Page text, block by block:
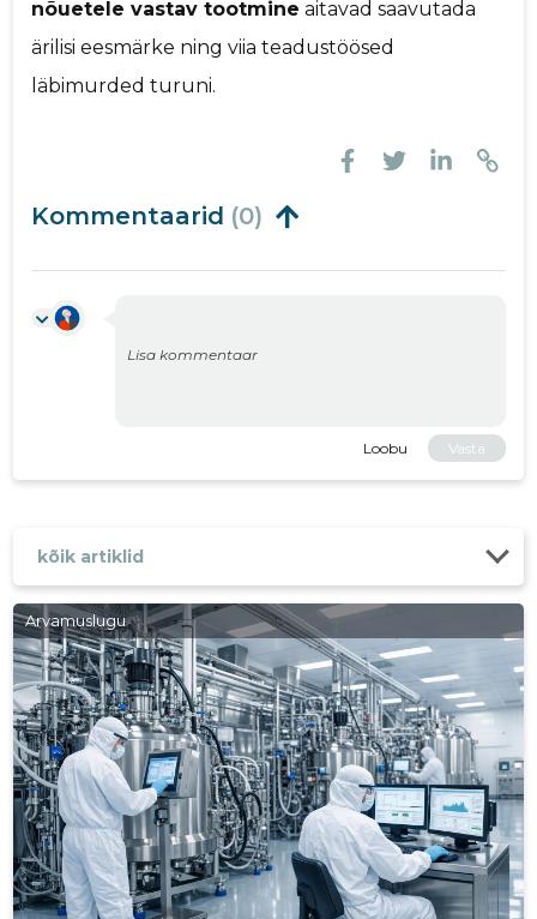
nõuetele vastav tootmine aitavad saavutada
ärilisi eesmärke ning viia teadustöösed
läbimurded turuni.
Kommentaarid (0)
Loobu Vasta
kõik artiklid
Arvamuslugu